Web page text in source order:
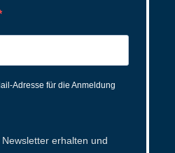
Adresse für die Anmeldung
erhalten und